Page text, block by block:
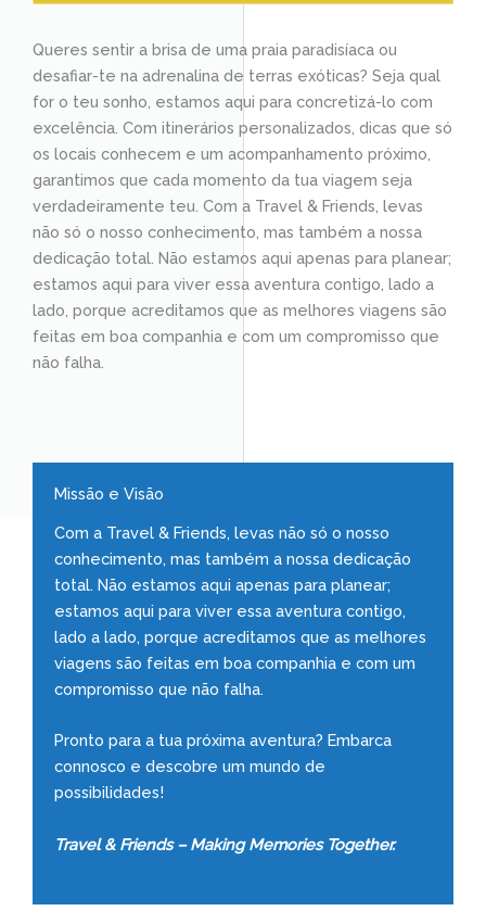
Queres sentir a brisa de uma praia paradisíaca ou
desafiar-te na adrenalina de terras exóticas? Seja qual
for o teu sonho, estamos aqui para concretizá-lo com
excelência. Com itinerários personalizados, dicas que só
os locais conhecem e um acompanhamento próximo,
garantimos que cada momento da tua viagem seja
verdadeiramente teu. Com a Travel & Friends, levas
não só o nosso conhecimento, mas também a nossa
dedicação total. Não estamos aqui apenas para planear;
estamos aqui para viver essa aventura contigo, lado a
lado, porque acreditamos que as melhores viagens são
feitas em boa companhia e com um compromisso que
não falha.
Missão e Visão
Com a Travel & Friends, levas não só o nosso
conhecimento, mas também a nossa dedicação
total. Não estamos aqui apenas para planear;
estamos aqui para viver essa aventura contigo,
lado a lado, porque acreditamos que as melhores
viagens são feitas em boa companhia e com um
compromisso que não falha.
Pronto para a tua próxima aventura? Embarca
connosco e descobre um mundo de
possibilidades!
Travel & Friends – Making Memories Together.